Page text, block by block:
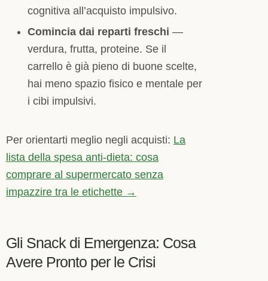
cognitiva all’acquisto impulsivo.
Comincia dai reparti freschi —
verdura, frutta, proteine. Se il
carrello è già pieno di buone scelte,
hai meno spazio fisico e mentale per
i cibi impulsivi.
Per orientarti meglio negli acquisti: La
lista della spesa anti-dieta: cosa
comprare al supermercato senza
impazzire tra le etichette →
Gli Snack di Emergenza: Cosa
Avere Pronto per le Crisi